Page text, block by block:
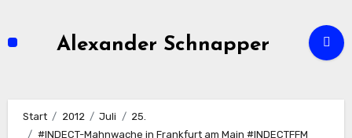
Alexander Schnapper
Start 2012 Juli
25.
#INDECT-Mahnwache in Frankfurt am Main #INDECTFFM